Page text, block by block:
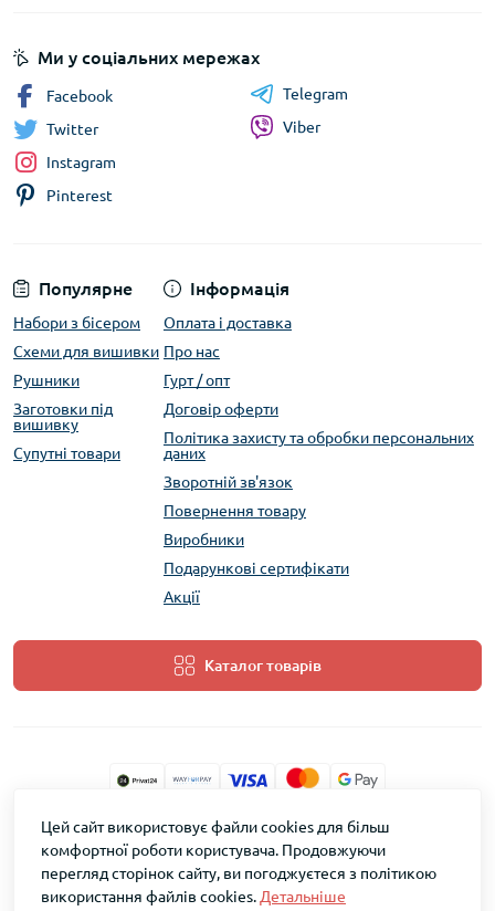
Популярне
Набори з бісером
Схеми для вишивки
Рушники
Заготовки під
вишивку
Супутні товари
Інформація
Оплата і доставка
Про нас
Гурт / опт
Договір оферти
Політика захисту та обробки персональних
даних
Зворотній зв'язок
Повернення товару
Виробники
Подарункові сертифікати
Акції
Каталог товарів
Ми у соціальних мережах
Facebook
Twitter
Instagram
Pinterest
Telegram
Viber
ТМ Скарб © 2026
Цей сайт використовує файли cookies для більш
комфортної роботи користувача. Продовжуючи
перегляд сторінок сайту, ви погоджуєтеся з політикою
використання файлів cookies. Детальніше